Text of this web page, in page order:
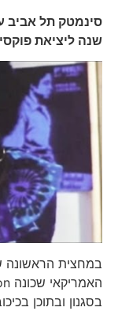
שנה ליציאת פוקסי
במחצית הראשונה
בסגנון ובתוכן